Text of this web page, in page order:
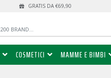
GRATIS DA €69,90
COSMETICI MAMME E BIMBI